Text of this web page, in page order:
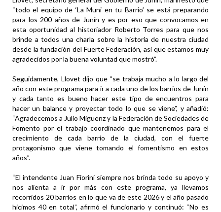
“todo el equipo de ‘La Muni en tu Barrio’ se está preparando
para los 200 años de Junín y es por eso que convocamos en
esta oportunidad al historiador Roberto Torres para que nos
brinde a todos una charla sobre la historia de nuestra ciudad
desde la fundación del Fuerte Federación, así que estamos muy
agradecidos por la buena voluntad que mostró”.
Seguidamente, Llovet dijo que “se trabaja mucho a lo largo del
año con este programa para ir a cada uno de los barrios de Junín
y cada tanto es bueno hacer este tipo de encuentros para
hacer un balance y proyectar todo lo que se viene”, y añadió:
“Agradecemos a Julio Miguenz y la Federación de Sociedades de
Fomento por el trabajo coordinado que mantenemos para el
crecimiento de cada barrio de la ciudad, con el fuerte
protagonismo que viene tomando el fomentismo en estos
años”.
“El intendente Juan Fiorini siempre nos brinda todo su apoyo y
nos alienta a ir por más con este programa, ya llevamos
recorridos 20 barrios en lo que va de este 2026 y el año pasado
hicimos 40 en total”, afirmó el funcionario y continuó: “No es